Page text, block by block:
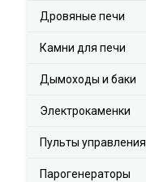
Дровяные печи
Камни для печи
Дымоходы и баки
Электрокаменки
Пульты управления
Парогенераторы